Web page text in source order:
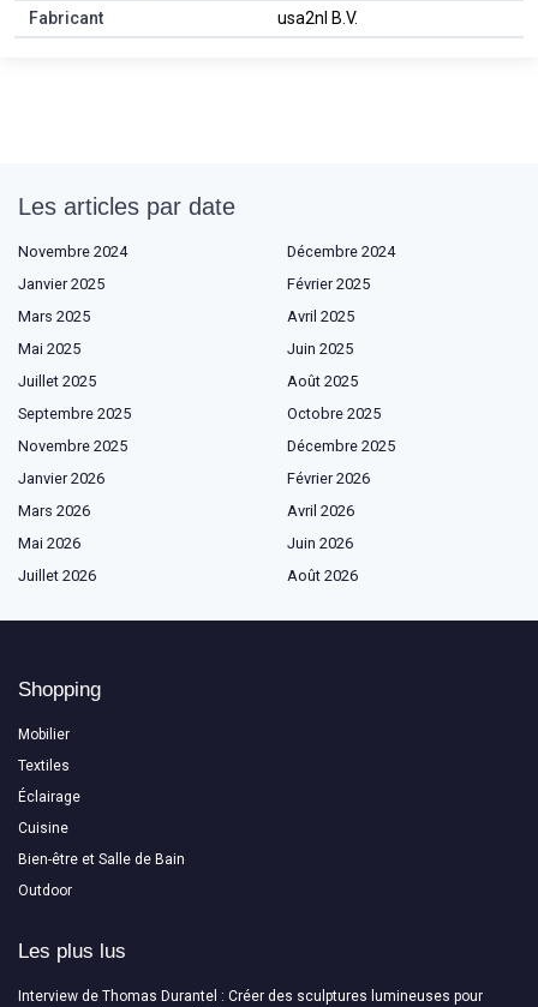
Fabricant
usa2nl B.V.
Les articles par date
Novembre 2024
Décembre 2024
Janvier 2025
Février 2025
Mars 2025
Avril 2025
Mai 2025
Juin 2025
Juillet 2025
Août 2025
Septembre 2025
Octobre 2025
Novembre 2025
Décembre 2025
Janvier 2026
Février 2026
Mars 2026
Avril 2026
Mai 2026
Juin 2026
Juillet 2026
Août 2026
Shopping
Mobilier
Textiles
Éclairage
Cuisine
Bien-être et Salle de Bain
Outdoor
Les plus lus
Interview de Thomas Durantel : Créer des sculptures lumineuses pour